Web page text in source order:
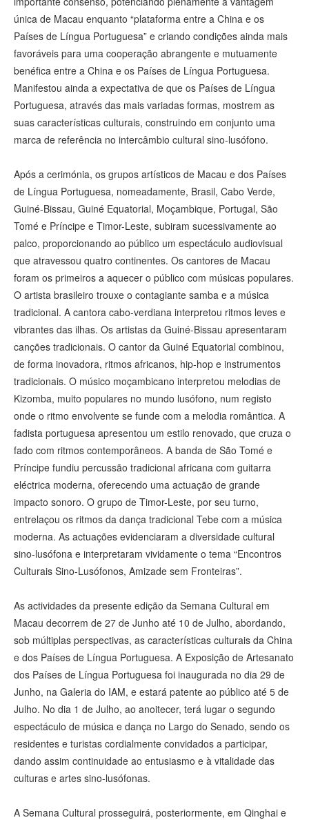
única de Macau enquanto “plataforma entre a China e os
Países de Língua Portuguesa” e criando condições ainda mais
favoráveis para uma cooperação abrangente e mutuamente
benéfica entre a China e os Países de Língua Portuguesa.
Manifestou ainda a expectativa de que os Países de Língua
Portuguesa, através das mais variadas formas, mostrem as
suas características culturais, construindo em conjunto uma
marca de referência no intercâmbio cultural sino-lusófono.
Após a cerimónia, os grupos artísticos de Macau e dos Países
de Língua Portuguesa, nomeadamente, Brasil, Cabo Verde,
Guiné-Bissau, Guiné Equatorial, Moçambique, Portugal, São
Tomé e Príncipe e Timor-Leste, subiram sucessivamente ao
palco, proporcionando ao público um espectáculo audiovisual
que atravessou quatro continentes. Os cantores de Macau
foram os primeiros a aquecer o público com músicas populares.
O artista brasileiro trouxe o contagiante samba e a música
tradicional. A cantora cabo-verdiana interpretou ritmos leves e
vibrantes das ilhas. Os artistas da Guiné-Bissau apresentaram
canções tradicionais. O cantor da Guiné Equatorial combinou,
de forma inovadora, ritmos africanos, hip-hop e instrumentos
tradicionais. O músico moçambicano interpretou melodias de
Kizomba, muito populares no mundo lusófono, num registo
onde o ritmo envolvente se funde com a melodia romântica. A
fadista portuguesa apresentou um estilo renovado, que cruza o
fado com ritmos contemporâneos. A banda de São Tomé e
Príncipe fundiu percussão tradicional africana com guitarra
eléctrica moderna, oferecendo uma actuação de grande
impacto sonoro. O grupo de Timor-Leste, por seu turno,
entrelaçou os ritmos da dança tradicional Tebe com a música
moderna. As actuações evidenciaram a diversidade cultural
sino-lusófona e interpretaram vividamente o tema “Encontros
Culturais Sino-Lusófonos, Amizade sem Fronteiras”.
As actividades da presente edição da Semana Cultural em
Macau decorrem de 27 de Junho até 10 de Julho, abordando,
sob múltiplas perspectivas, as características culturais da China
e dos Países de Língua Portuguesa. A Exposição de Artesanato
dos Países de Língua Portuguesa foi inaugurada no dia 29 de
Junho, na Galeria do IAM, e estará patente ao público até 5 de
Julho. No dia 1 de Julho, ao anoitecer, terá lugar o segundo
espectáculo de música e dança no Largo do Senado, sendo os
residentes e turistas cordialmente convidados a participar,
dando assim continuidade ao entusiasmo e à vitalidade das
culturas e artes sino-lusófonas.
A Semana Cultural prosseguirá, posteriormente, em Qinghai e